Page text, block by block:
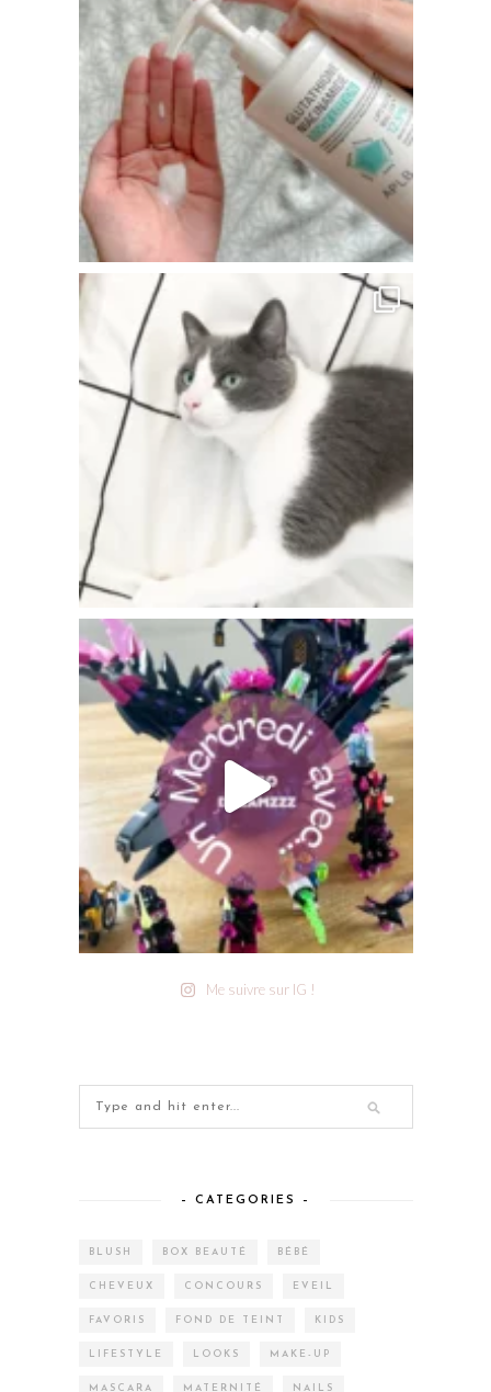
Me suivre sur IG !
– CATEGORIES –
BLUSH BOX BEAUTÉ BÉBÉ
CHEVEUX CONCOURS EVEIL
FAVORIS FOND DE TEINT KIDS
LIFESTYLE LOOKS MAKE-UP
MASCARA MATERNITÉ NAILS